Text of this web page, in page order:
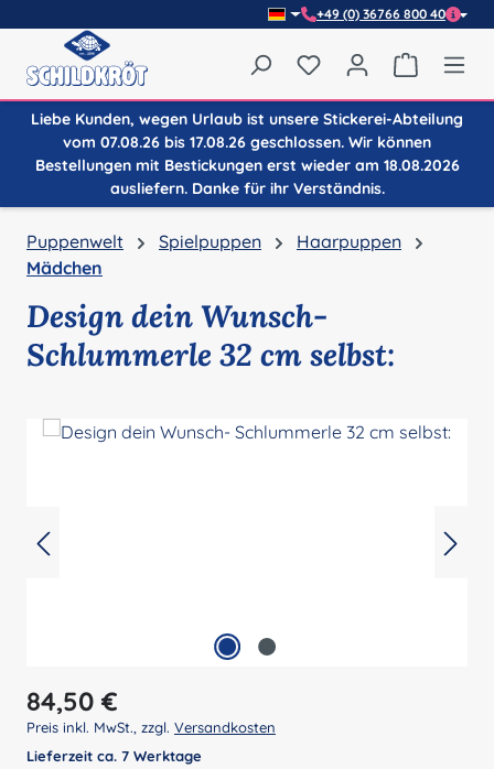
+49 (0) 36766 800 40
Du hast 0 Produkte
Liebe Kunden, wegen Urlaub ist unsere Stickerei-Abteilung
vom 07.08.26 bis 17.08.26 geschlossen. Wir können
Bestellungen mit Bestickungen erst wieder am 18.08.2026
ausliefern. Danke für ihr Verständnis.
Puppenwelt Spielpuppen
Haarpuppen
Mädchen
Design dein Wunsch-
Schlummerle 32 cm selbst:
Regulärer Preis:
84,50 €
Preis inkl. MwSt., zzgl. Versandkosten
Lieferzeit ca. 7 Werktage